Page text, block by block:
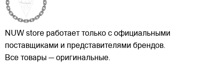
NUW store работает только с официальными
поставщиками и представителями брендов.
Все товары — оригинальные.